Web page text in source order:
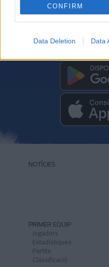
CONFIRM
Data Deletion Data
DESCARREGA
NOTÍCIES
PRIMER EQUIP
Jugadors
Estadístiques
Partits
Classificació